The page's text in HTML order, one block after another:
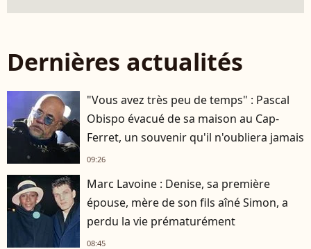
Dernières actualités
"Vous avez très peu de temps" : Pascal
Obispo évacué de sa maison au Cap-
Ferret, un souvenir qu'il n'oubliera jamais
09:26
Marc Lavoine : Denise, sa première
épouse, mère de son fils aîné Simon, a
perdu la vie prématurément
08:45